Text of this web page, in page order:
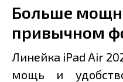
Больше
привычном
Линейка iPad Air
мощь и